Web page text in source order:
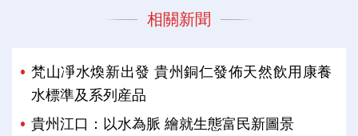
相關新聞
梵山凈水煥新出發 貴州銅仁發佈天然飲用康養
水標準及系列産品
貴州江口：以水為脈 繪就生態富民新圖景